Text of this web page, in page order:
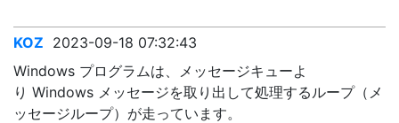
KOZ 2023-09-18 07:32:43
Windows プログラムは、メッセージキューよ
り Windows メッセージを取り出して処理するループ（メ
ッセージループ）が走っています。